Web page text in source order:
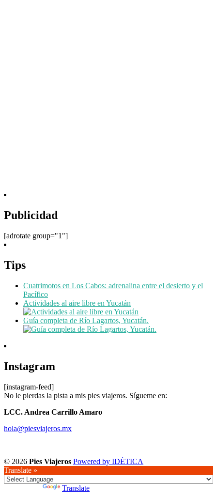
Publicidad
[adrotate group="1"]
Tips
Cuatrimotos en Los Cabos: adrenalina entre el desierto y el
Pacífico
Actividades al aire libre en Yucatán
Guía completa de Río Lagartos, Yucatán.
Instagram
[instagram-feed]
No le pierdas la pista a mis pies viajeros. Sígueme en:
LCC. Andrea Carrillo Amaro
hola@piesviajeros.mx
© 2026 Pies Viajeros Powered by IDÉTICA
Translate »
Translate